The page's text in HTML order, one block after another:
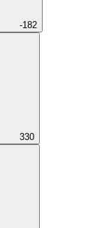
-182
330